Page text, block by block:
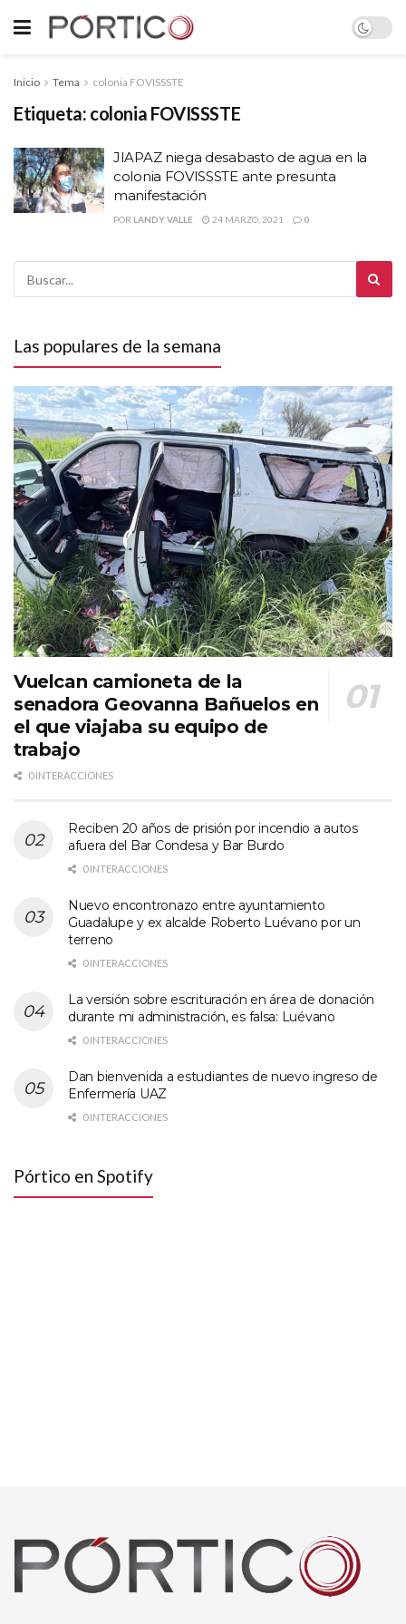
Inicio Tema colonia FOVISSSTE
Etiqueta: colonia FOVISSSTE
JIAPAZ niega desabasto de agua en la
colonia FOVISSSTE ante presunta
manifestación
POR LANDY VALLE 24 MARZO, 2021 0
Las populares de la semana
Vuelcan camioneta de la
senadora Geovanna Bañuelos en
el que viajaba su equipo de
trabajo
0 INTERACCIONES
Reciben 20 años de prisión por incendio a autos
afuera del Bar Condesa y Bar Burdo
0 INTERACCIONES
Nuevo encontronazo entre ayuntamiento
Guadalupe y ex alcalde Roberto Luévano por un
terreno
0 INTERACCIONES
La versión sobre escrituración en área de donación
durante mi administración, es falsa: Luévano
0 INTERACCIONES
Dan bienvenida a estudiantes de nuevo ingreso de
Enfermería UAZ
0 INTERACCIONES
Pórtico en Spotify